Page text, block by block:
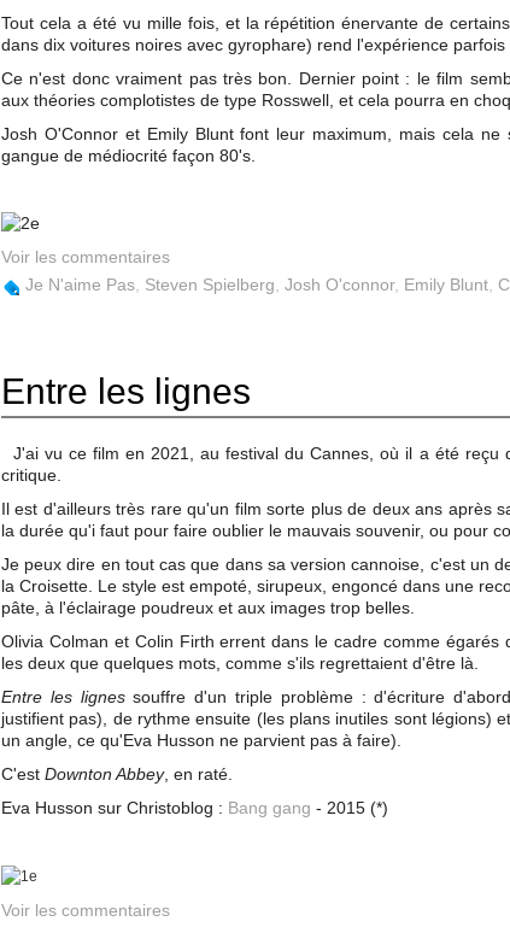
Tout cela a été vu mille fois, et la répétition énervante de
dans dix voitures noires avec gyrophare) rend l'expérience parfois
Ce n'est donc vraiment pas très bon. Dernier point : le film
aux théories complotistes de type Rosswell, et cela pourra en
Josh O'Connor et Emily Blunt font leur maximum, mais cela
gangue de médiocrité façon 80's.
Voir les commentaires
Je N'aime Pas Steven Spielberg Josh O'connor, Emily Blunt
Entre les lignes
J'ai vu ce film en 2021, au festival du Cannes, où il a été reçu
critique.
Il est d'ailleurs très rare qu'un film sorte plus de deux ans après
la durée qu'i faut pour faire oublier le mauvais souvenir, ou pour
Je peux dire en tout cas que dans sa version cannoise, c'est un
la Croisette. Le style est empoté, sirupeux, engoncé dans une
pâte, à l'éclairage poudreux et aux images trop belles.
Olivia Colman et Colin Firth errent dans le cadre comme égarés
les deux que quelques mots, comme s'ils regrettaient d'être là.
Entre les lignessouffre d'un triple problème : d'écriture
justifient pas), de rythme ensuite (les plans inutiles sont légions)
un angle, ce qu'Eva Husson ne parvient pas à faire).
C'est Downton Abbey, en raté.
Eva Husson sur Christoblog : Bang gang - 2015 (*)
Voir les commentaires